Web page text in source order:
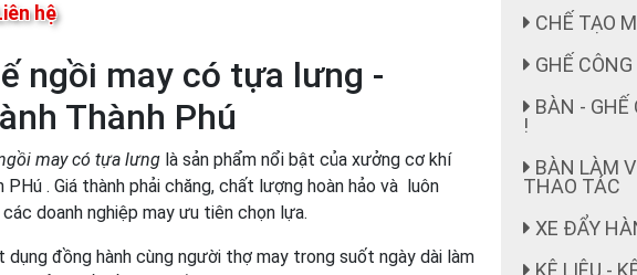
hệ
ngồi may có tựa lưng -
Thành Phú
may có tựa lưng là sản phẩm nổi bật của xưởng cơ khí
PHú . Giá thành phải chăng, chất lượng hoàn hảo và luôn
doanh nghiệp may ưu tiên chọn lựa.
dụng đồng hành cùng người thợ may trong suốt ngày dài làm
CHẾ TẠO
GHẾ
BÀN - GHẾ
!
BÀN LÀM
THAO TÁC
XE ĐẨY
KỆ LIỆU -